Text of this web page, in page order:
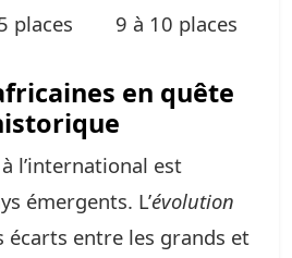
places 9 à 10 places
en quête
l’international est
émergents. L’évolution
écarts entre les grands et